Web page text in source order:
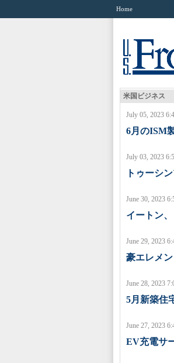
Home
米国ビジネス
July 05, 2023
6月のISM
July 03, 2023
トゥーシ
June 30, 2023
イートン
June 29, 2023
豪エレメ
June 28, 2023
5月新築住
June 27, 2023
EV充電サ